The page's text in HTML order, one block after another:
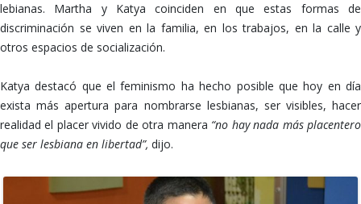
lebianas. Martha y Katya coinciden en que estas formas de
discriminación se viven en la familia, en los trabajos, en la calle y
otros espacios de socialización.
Katya destacó que el feminismo ha hecho posible que hoy en día
exista más apertura para nombrarse lesbianas, ser visibles, hacer
realidad el placer vivido de otra manera “no hay nada más placentero
que ser lesbiana en libertad”, dijo.